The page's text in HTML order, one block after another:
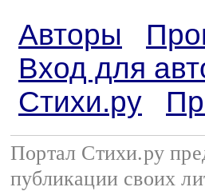
Авторы
Вход для
Стихи.ру
Портал Стихи.ру
публикации своих